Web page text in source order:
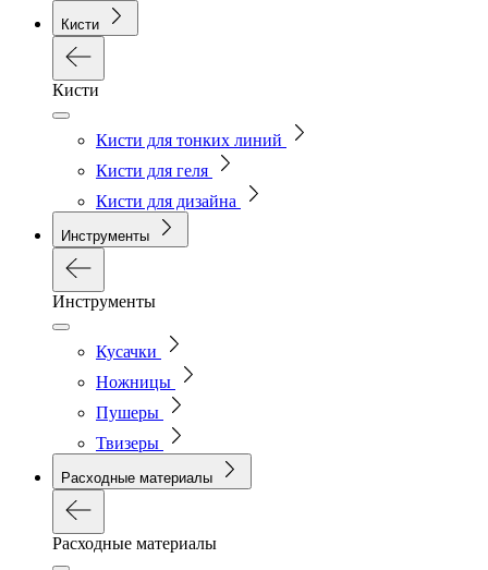
Кисти
Кисти
Кисти для тонких линий
Кисти для геля
Кисти для дизайна
Инструменты
Инструменты
Кусачки
Ножницы
Пушеры
Твизеры
Расходные материалы
Расходные материалы